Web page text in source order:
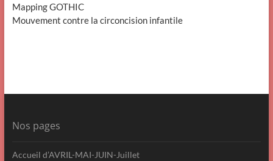
Mapping GOTHIC
Mouvement contre la circoncision infantile
Nos pages
Accueil d’AVRIL-MAI-JUIN-Juillet